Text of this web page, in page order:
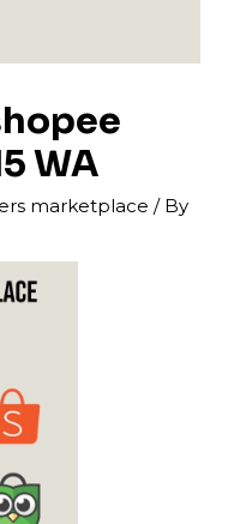
WA
marketplace / By